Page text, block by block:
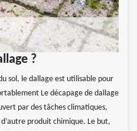
?
sol, le dallage est utilisable pour
Le décapage de dallage
par des tâches climatiques,
produit chimique. Le but,